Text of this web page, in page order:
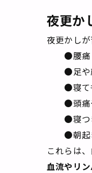
夜更か
夜更かし
●腰痛・
●足や顔
●寝ても
●頭痛や
●寝つき
●朝起
これらは
血流やリ